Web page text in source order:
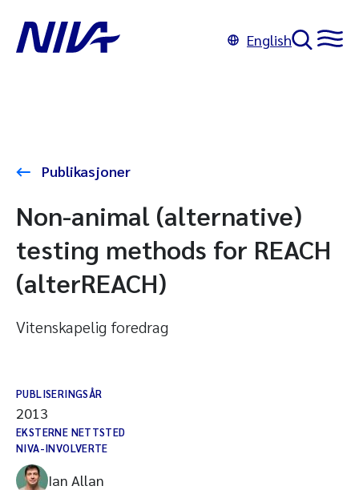
English
Publikasjoner
Non-animal (alternative)
testing methods for REACH
(alterREACH)
Vitenskapelig foredrag
PUBLISERINGSÅR
2013
EKSTERNE NETTSTED
NIVA-INVOLVERTE
Ian Allan